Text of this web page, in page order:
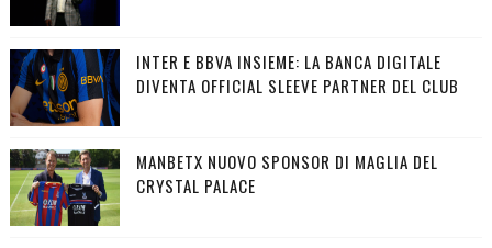
INTER E BBVA INSIEME: LA BANCA DIGITALE
DIVENTA OFFICIAL SLEEVE PARTNER DEL CLUB
MANBETX NUOVO SPONSOR DI MAGLIA DEL
CRYSTAL PALACE